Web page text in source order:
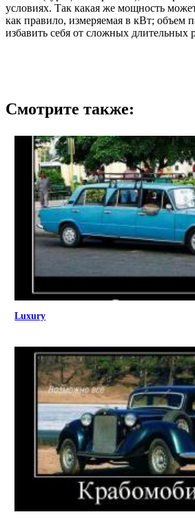
условиях. Так какая же мощность
как правило, измеряемая в кВт; объем
избавить себя от сложных
Смотрите также:
Luxury